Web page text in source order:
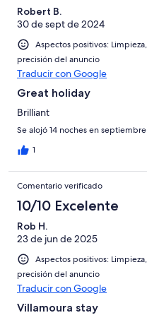
Robert B.
30 de sept de 2024
Aspectos positivos:
precisión del anuncio
Traducir con Google
Great holiday
Brilliant
Se alojó 14 noches en
1
Comentario verificado
10/10 Excelente
Rob H.
23 de jun de 2025
Aspectos positivos:
precisión del anuncio
Traducir con Google
Villamoura stay